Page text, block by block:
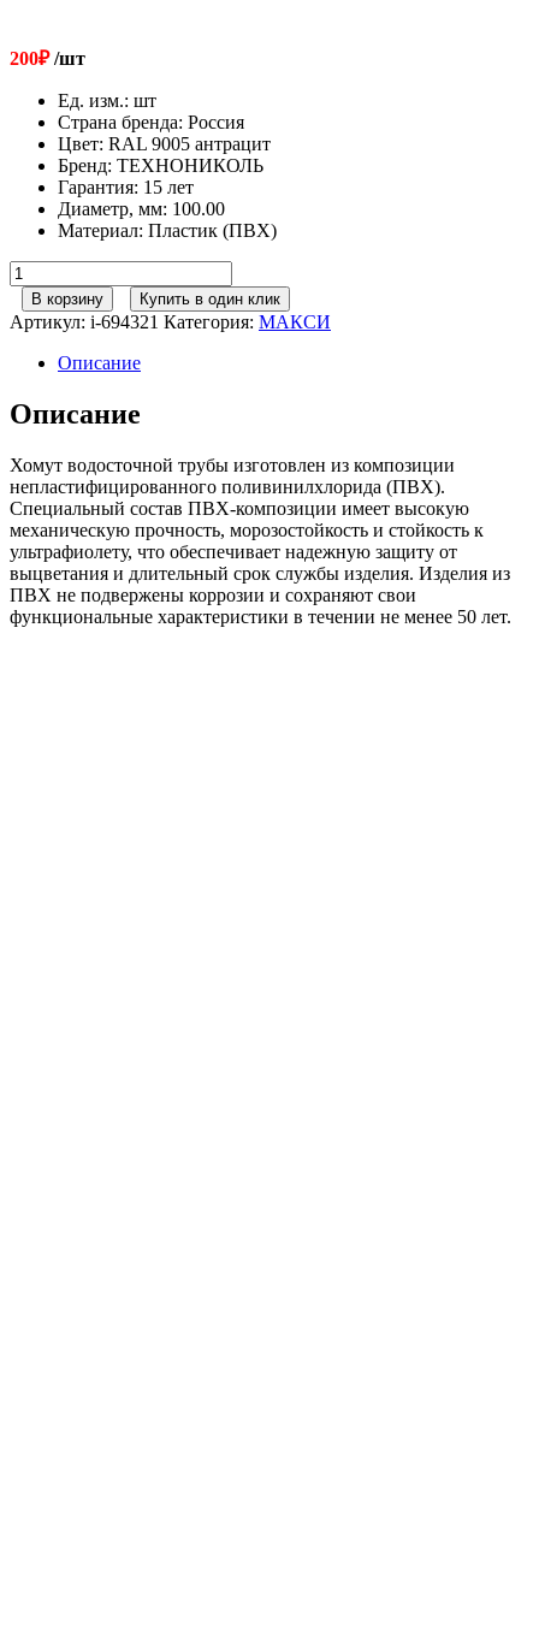
200₽/шт
Ед. изм.: шт
Страна бренда: Россия
Цвет: RAL 9005 антрацит
Бренд: ТЕХНОНИКОЛЬ
Гарантия: 15 лет
Диаметр, мм: 100.00
Материал: Пластик (ПВХ)
Количество
товара
152/100
ТН
МАКСИ
Хомут
трубы
RAL
антрацит
В корзину Купить в один клик
Артикул: i-694321 Категория: МАКСИ
Описание
Описание
Хомут водосточной трубы изготовлен из композиции
непластифицированного поливинилхлорида (ПВХ).
Специальный состав ПВХ-композиции имеет высокую
механическую прочность, морозостойкость и стойкость к
ультрафиолету, что обеспечивает надежную защиту от
выцветания и длительный срок службы изделия. Изделия из
ПВХ не подвержены коррозии и сохраняют свои
функциональные характеристики в течении не менее 50 лет.